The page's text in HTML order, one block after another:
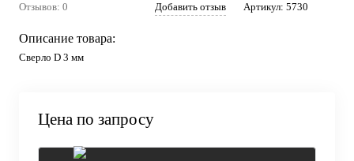
Отзывов: 0 Добавить отзыв Артикул: 5730
Описание товара:
Сверло D 3 мм
Цена по запросу